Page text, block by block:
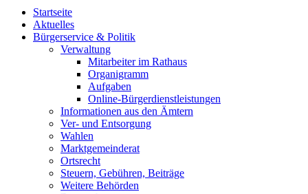
Startseite
Aktuelles
Bürgerservice & Politik
Verwaltung
Mitarbeiter im Rathaus
Organigramm
Aufgaben
Online-Bürgerdienstleistungen
Informationen aus den Ämtern
Ver- und Entsorgung
Wahlen
Marktgemeinderat
Ortsrecht
Steuern, Gebühren, Beiträge
Weitere Behörden